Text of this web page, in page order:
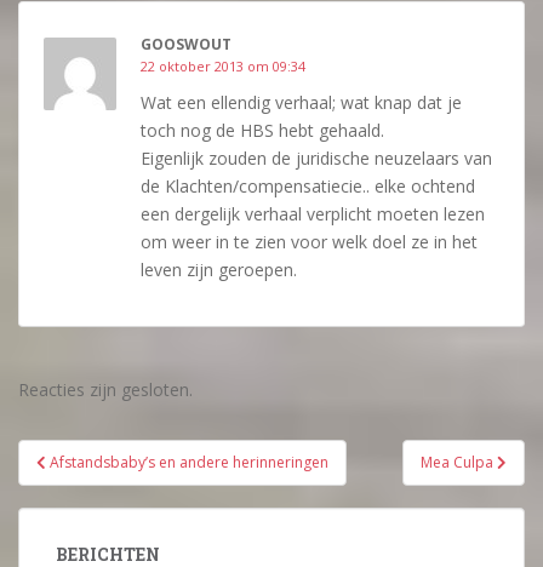
GOOSWOUT
22 oktober 2013 om 09:34
Wat een ellendig verhaal; wat knap dat je
toch nog de HBS hebt gehaald.
Eigenlijk zouden de juridische neuzelaars van
de Klachten/compensatiecie.. elke ochtend
een dergelijk verhaal verplicht moeten lezen
om weer in te zien voor welk doel ze in het
leven zijn geroepen.
Reacties zijn gesloten.
Bericht
navigatie
Afstandsbaby’s en andere herinneringen Mea Culpa
BERICHTEN